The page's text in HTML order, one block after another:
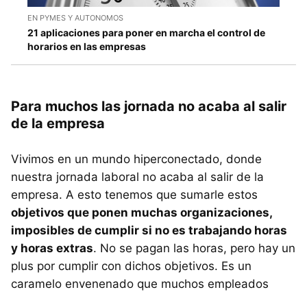
EN PYMES Y AUTONOMOS
21 aplicaciones para poner en marcha el control de
horarios en las empresas
Para muchos las jornada no acaba al salir
de la empresa
Vivimos en un mundo hiperconectado, donde
nuestra jornada laboral no acaba al salir de la
empresa. A esto tenemos que sumarle estos
objetivos que ponen muchas organizaciones,
imposibles de cumplir si no es trabajando horas
y horas extras. No se pagan las horas, pero hay un
plus por cumplir con dichos objetivos. Es un
caramelo envenenado que muchos empleados